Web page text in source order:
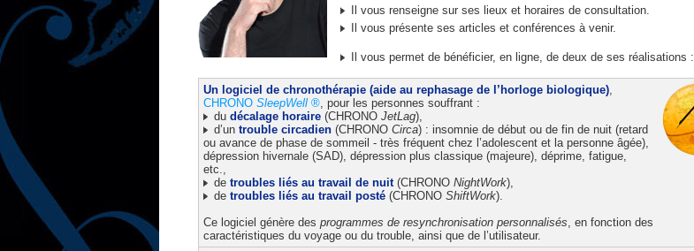
Il vous renseigne sur ses lieux et horaires de consultation.
Il vous présente ses articles et conférences à venir.
Il vous permet de bénéficier, en ligne, de deux de ses réalisations :
Un logiciel de chronothérapie (aide au rephasage de l’horloge biologique),
CHRONO SleepWell®, pour les personnes souffrant :
du décalage horaire(CHRONO JetLag),
d’un trouble circadien(CHRONO Circa) : insomnie de début ou de fin de nuit (retard
ou avance de phase de sommeil - très fréquent chez l’adolescent et la personne âgée),
dépression hivernale (SAD), dépression plus classique (majeure), déprime, fatigue,
etc.,
de troubles liés au travail de nuit(CHRONO NightWork),
de troubles liés au travail posté(CHRONO ShiftWork).
Ce logiciel génère des programmes de resynchronisation personnalisés, en fonction des
caractéristiques du voyage ou du trouble, ainsi que de l’utilisateur.